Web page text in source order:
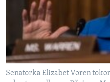
Senatorka Elizabet Voren